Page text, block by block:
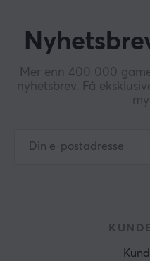
Mer enn 400 000
nyhetsbrev. Få